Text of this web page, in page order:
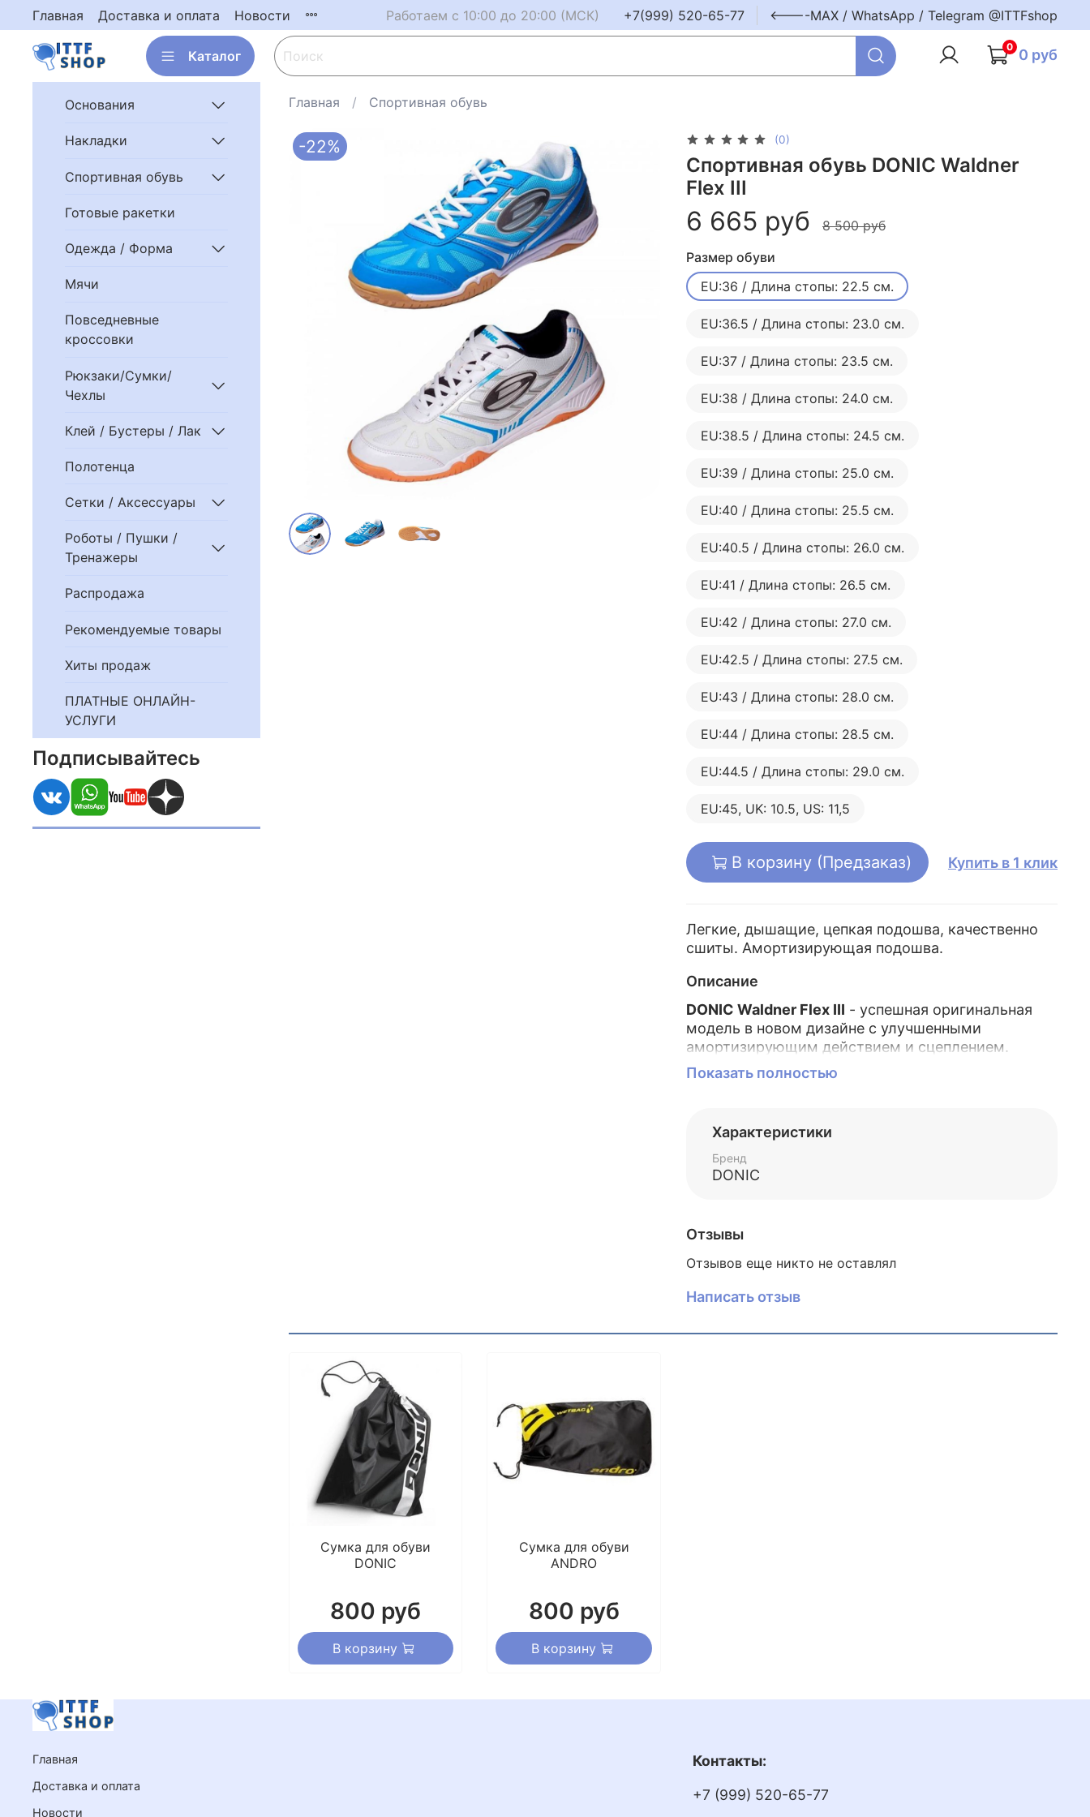
Главная Доставка и оплата Новости Работаем с 10:00 до 20:00 (МСК) +7(999) 520-65-77 <----MAX / WhatsApp / Telegram @ITTFshop
Каталог
0 0 руб
Главная Спортивная обувь
-22% (0)
Спортивная обувь DONIC Waldner
Flex III
6 665 руб
8 500 руб
Размер обуви
EU:36 / Длина стопы: 22.5 см.
EU:36.5 / Длина стопы: 23.0 см.
EU:37 / Длина стопы: 23.5 см.
EU:38 / Длина стопы: 24.0 см.
EU:38.5 / Длина стопы: 24.5 см.
EU:39 / Длина стопы: 25.0 см.
EU:40 / Длина стопы: 25.5 см.
EU:40.5 / Длина стопы: 26.0 см.
EU:41 / Длина стопы: 26.5 см.
EU:42 / Длина стопы: 27.0 см.
EU:42.5 / Длина стопы: 27.5 см.
EU:43 / Длина стопы: 28.0 см.
EU:44 / Длина стопы: 28.5 см.
EU:44.5 / Длина стопы: 29.0 см.
EU:45, UK: 10.5, US: 11,5
В корзину (Предзаказ) Купить в 1 клик
Легкие, дышащие, цепкая подошва, качественно
сшиты. Амортизирующая подошва.
Описание
DONIC Waldner Flex III - успешная оригинальная
модель в новом дизайне с улучшенными
амортизирующим действием и сцеплением.
Уникальная качественно пошитая конструкция
и нескользящая подошва обеспечивают отличное
ноге дышать, при этом они легкие и их очень
удобно носить.
Показать полностью
Характеристики
Бренд
DONIC
Отзывы
Отзывов еще никто не оставлял
Написать отзыв
Сумка для обуви
DONIC
800 руб
В корзину
Сумка для обуви
ANDRO
800 руб
В корзину
Основания
Накладки
Спортивная обувь
Готовые ракетки
Одежда / Форма
Мячи
Повседневные
кроссовки
Рюкзаки/Сумки/
Чехлы
Клей / Бустеры / Лак
Полотенца
Сетки / Аксессуары
Роботы / Пушки /
Тренажеры
Распродажа
Рекомендуемые товары
Хиты продаж
ПЛАТНЫЕ ОНЛАЙН-
УСЛУГИ
Подписывайтесь
Главная
Доставка и оплата
Новости
Контакты:
+7 (999) 520-65-77